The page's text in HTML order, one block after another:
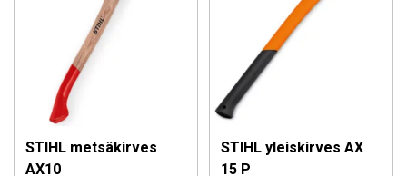
STIHL metsäkirves
AX10
STIHL yleiskirves AX
15 P